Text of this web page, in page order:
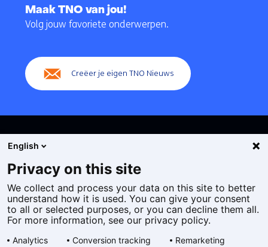
navigatie
Maak TNO van jou!
Volg jouw favoriete onderwerpen.
Creëer je eigen TNO Nieuws
Cookies
Privacy statement
Toegankelijkheid
Algemene voorwaarden
English
Privacy on this site
We collect and process your data on this site to better
understand how it is used. You can give your consent
to all or selected purposes, or you can decline them all.
For more information, see our privacy policy.
Analytics Conversion tracking Remarketing